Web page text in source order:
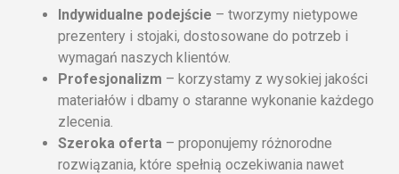
Indywidualne podejście – tworzymy nietypowe
prezentery i stojaki, dostosowane do potrzeb i
wymagań naszych klientów.
Profesjonalizm – korzystamy z wysokiej jakości
materiałów i dbamy o staranne wykonanie każdego
zlecenia.
Szeroka oferta – proponujemy różnorodne
rozwiązania, które spełnią oczekiwania nawet